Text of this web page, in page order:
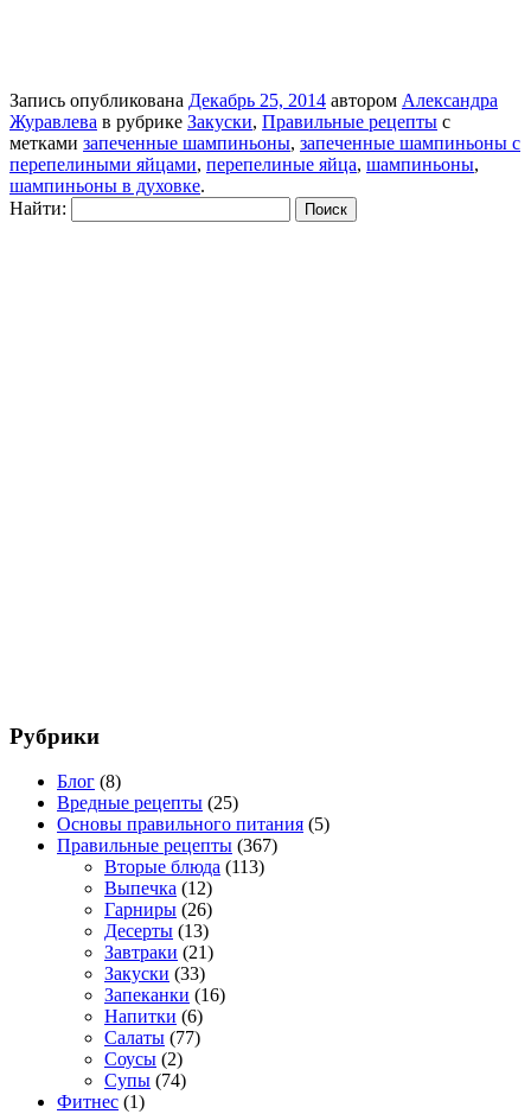
Запись опубликована Декабрь 25, 2014 автором Александра
Журавлева в рубрике Закуски, Правильные рецепты с
метками запеченные шампиньоны, запеченные шампиньоны с
перепелиными яйцами, перепелиные яйца, шампиньоны,
шампиньоны в духовке.
Найти:
Рубрики
Блог (8)
Вредные рецепты (25)
Основы правильного питания (5)
Правильные рецепты (367)
Вторые блюда (113)
Выпечка (12)
Гарниры (26)
Десерты (13)
Завтраки (21)
Закуски (33)
Запеканки (16)
Напитки (6)
Салаты (77)
Соусы (2)
Супы (74)
Фитнес (1)